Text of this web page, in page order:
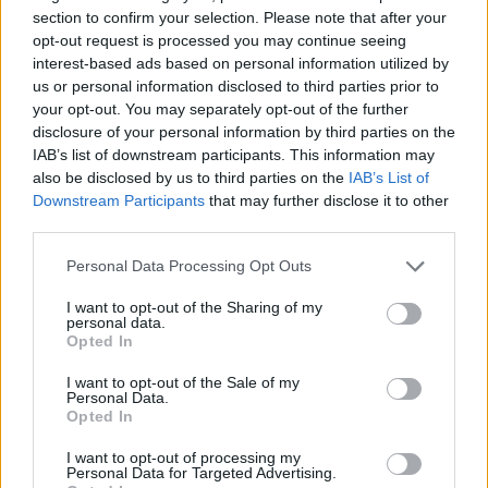
section to confirm your selection. Please note that after your
opt-out request is processed you may continue seeing
interest-based ads based on personal information utilized by
us or personal information disclosed to third parties prior to
your opt-out. You may separately opt-out of the further
disclosure of your personal information by third parties on the
IAB’s list of downstream participants. This information may
also be disclosed by us to third parties on the IAB’s List of
Downstream Participants that may further disclose it to other
Personal Data Processing Opt Outs
I want to opt-out of the Sharing of my
personal data.
Opted In
I want to opt-out of the Sale of my
Personal Data.
Opted In
I want to opt-out of processing my
Personal Data for Targeted Advertising.
bellici della prima e della seconda guerre
mondiali, passando per fasi altalenanti della sua
storia caratterizzata principalmente da una
reputazione combattiva e mai rinunciataria.
I grifoni di Germania non godono dei favori del
pronostico. AlloTüpraş StadyumudiIstanbul
Friburgo ha chiuso al settimo posto,
garantendosi la partecipazione alla prossima
Conference League
disputare la Champions nella prossima
stagione.